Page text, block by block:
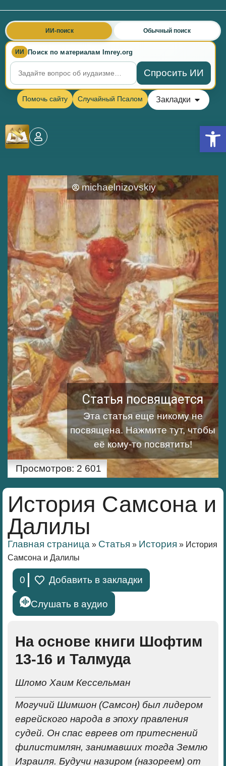
ИИ Поиск по материалам Imrey.org
Спросить ИИ
ИИ-поиск Обычный поиск
Помочь сайту Случайный Псалом Закладки
michaelnizovskiy
Статья посвящается
Эта статья еще никому не
посвящена. Нажмите тут, чтобы
её кому-то посвятить!
Просмотров: 2 601
История Самсона и
Далилы
Главная страница » Статья » История » История
Самсона и Далилы
0 Добавить в закладки
Слушать в аудио
На основе книги Шофтим
13-16 и Талмуда
Шломо Хаим Кессельман
Могучий Шимшон (Самсон) был лидером
еврейского народа в эпоху правления
судей. Он спас евреев от притеснений
филистимлян, занимавших тогда Землю
Израиля. Будучи назиром (назореем) от